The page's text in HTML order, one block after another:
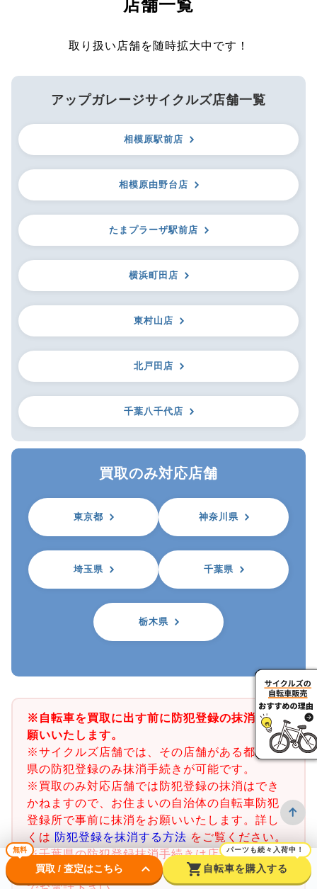
店舗一覧
取り扱い店舗を随時拡大中です！
アップガレージサイクルズ店舗一覧
相模原駅前店
相模原由野台店
たまプラーザ駅前店
横浜町田店
東村山店
北戸田店
千葉八千代店
買取のみ対応店舗
東京都 神奈川県
埼玉県 千葉県
栃木県
※自転車を買取に出す前に防犯登録の抹消をお
願いいたします。
※サイクルズ店舗では、その店舗がある都道府
県の防犯登録のみ抹消手続きが可能です。
※買取のみ対応店舗では防犯登録の抹消はでき
かねますので、お住まいの自治体の自転車防犯
登録所で事前に抹消をお願いいたします。詳し
くは 防犯登録を抹消する方法 をご覧ください。
※千葉県の防犯登録抹消手続きは店舗で行うこ
とができません。千葉県内の警察署又は交番ま
無料
買取 / 査定はこちら keyboard_arrow_down shopping_cart
パーツも続々入荷中！
自転車を購入する